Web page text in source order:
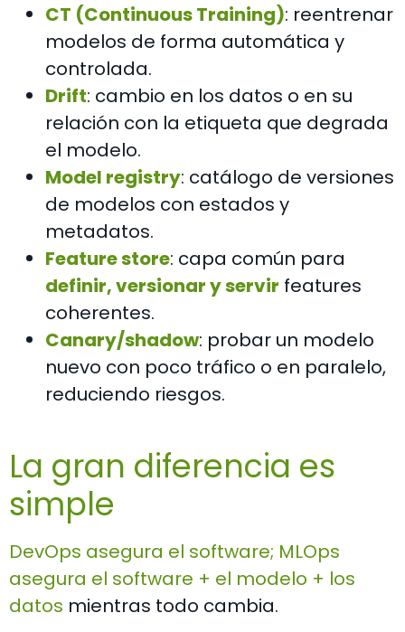
CT (Continuous Training): reentrenar
modelos de forma automática y
controlada.
Drift: cambio en los datos o en su
relación con la etiqueta que degrada
el modelo.
Model registry: catálogo de versiones
de modelos con estados y
metadatos.
Feature store: capa común para
definir, versionar y servir features
coherentes.
Canary/shadow: probar un modelo
nuevo con poco tráfico o en paralelo,
reduciendo riesgos.
La gran diferencia es
simple
DevOps asegura el software; MLOps
asegura el software + el modelo + los
datos mientras todo cambia.